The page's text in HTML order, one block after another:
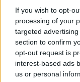
If you wish to opt-
processing of your
targeted
section to confirm
opt-out request is
interest-based ads
us or personal
​Il passato, questo
​Clima ballerino e
La maternità
​L’uomo o l’orso?
Non hanno un
​Tutta una questione
​Cose che ci
​Vespa che passione!